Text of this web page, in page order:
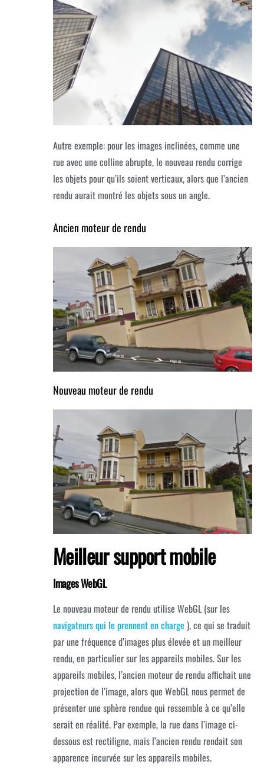
Autre exemple: pour les images inclinées, comme une
rue avec une colline abrupte, le nouveau rendu corrige
les objets pour qu’ils soient verticaux, alors que l’ancien
rendu aurait montré les objets sous un angle.
Ancien moteur de rendu
Nouveau moteur de rendu
Meilleur support mobile
Images WebGL
Le nouveau moteur de rendu utilise WebGL (sur les
navigateurs qui le prennent en charge ), ce qui se traduit
par une fréquence d’images plus élevée et un meilleur
rendu, en particulier sur les appareils mobiles. Sur les
appareils mobiles, l’ancien moteur de rendu affichait une
projection de l’image, alors que WebGL nous permet de
présenter une sphère rendue qui ressemble à ce qu’elle
serait en réalité. Par exemple, la rue dans l’image ci-
dessous est rectiligne, mais l’ancien rendu rendait son
apparence incurvée sur les appareils mobiles.